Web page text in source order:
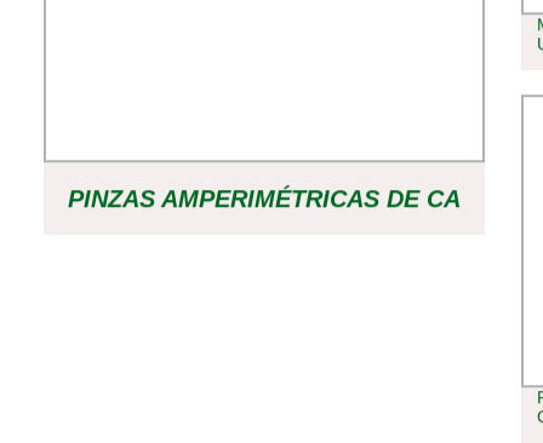
PINZAS AMPERIMÉTRICAS DE CA